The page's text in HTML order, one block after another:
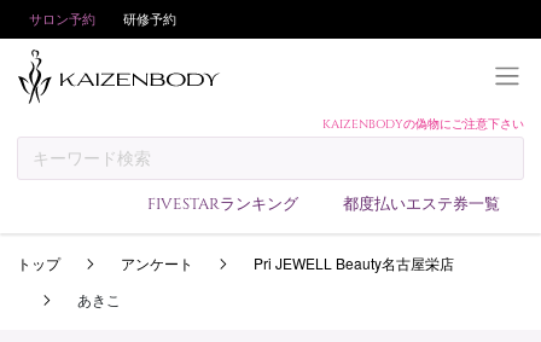
サロン予約 研修予約
KAIZENBODYの偽物にご注意下さい
FIVESTARランキング 都度払いエステ券一覧
予約方法
サロンランキング
トップ アンケート
Pri JEWELL Beauty名古屋栄店
あきこ